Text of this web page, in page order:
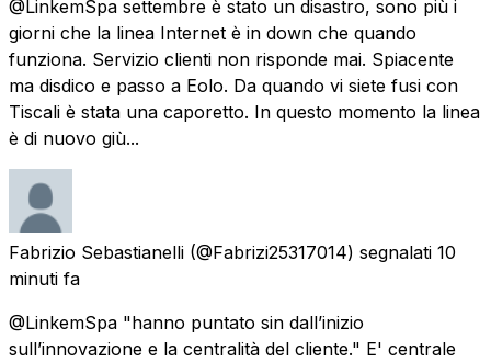
@LinkemSpa settembre è stato un disastro, sono più i
giorni che la linea Internet è in down che quando
funziona. Servizio clienti non risponde mai. Spiacente
ma disdico e passo a Eolo. Da quando vi siete fusi con
Tiscali è stata una caporetto. In questo momento la linea
è di nuovo giù...
Fabrizio Sebastianelli (@Fabrizi25317014) segnalati 10
minuti fa
@LinkemSpa "hanno puntato sin dall’inizio
sull’innovazione e la centralità del cliente." E' centrale